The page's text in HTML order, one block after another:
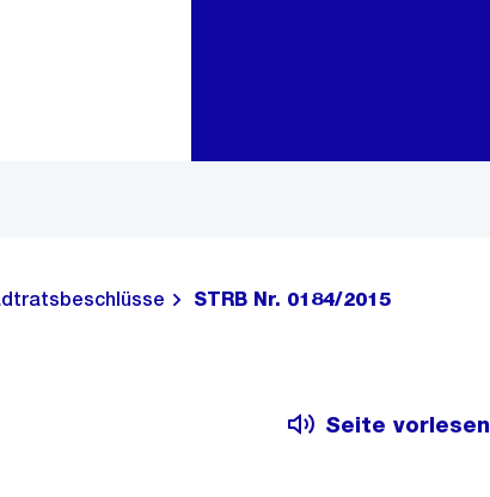
STRB Nr. 0184/2015
Seite vorlesen